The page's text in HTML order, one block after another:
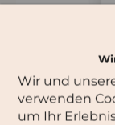
Wir und
verwenden
um Ihr